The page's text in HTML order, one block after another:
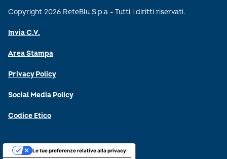
Copyright 2026 ReteBlu S.p.a - Tutti i diritti riservati.
Invia C.V.
Area Stampa
Privacy Policy
Social Media Policy
Codice Etico
Le tue preferenze relative alla privacy